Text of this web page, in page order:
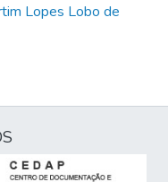
Lopes Lobo de